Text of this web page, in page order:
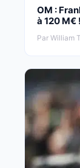
OM :
à 120 M€ !
Par William